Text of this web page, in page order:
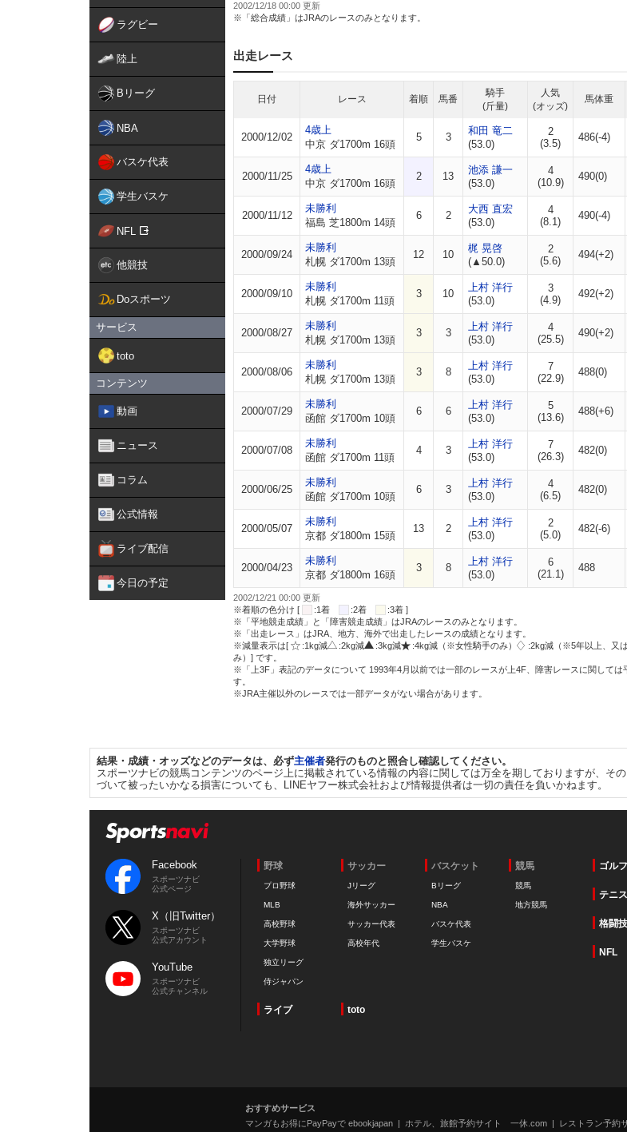
ラグビー
陸上
Bリーグ
NBA
バスケ代表
学生バスケ
NFL
他競技
Doスポーツ
サービス
toto
コンテンツ
動画
ニュース
コラム
公式情報
ライブ配信
今日の予定
2002/12/18 00:00 更新
※「総合成績」はJRAのレースのみとなります。
出走レース
日付 レース 着順 馬番
騎手
(斤量)
人気
(オッズ)
馬体重
2000/12/02
4歳上
中京 ダ1700m 16頭
5 3
和田 竜二
(53.0)
2
(3.5)
486(-4)
2000/11/25
4歳上
中京 ダ1700m 16頭
2 13
池添 謙一
(53.0)
4
(10.9)
490(0)
2000/11/12
未勝利
福島 芝1800m 14頭
6 2
大西 直宏
(53.0)
4
(8.1)
490(-4)
2000/09/24
未勝利
札幌 ダ1700m 13頭
12 10
梶 晃啓
(▲50.0)
2
(5.6)
494(+2)
2000/09/10
未勝利
札幌 ダ1700m 11頭
3 10
上村 洋行
(53.0)
3
(4.9)
492(+2)
2000/08/27
未勝利
札幌 ダ1700m 13頭
3 3
上村 洋行
(53.0)
4
(25.5)
490(+2)
2000/08/06
未勝利
札幌 ダ1700m 13頭
3 8
上村 洋行
(53.0)
7
(22.9)
488(0)
2000/07/29
未勝利
函館 ダ1700m 10頭
6 6
上村 洋行
(53.0)
5
(13.6)
488(+6)
2000/07/08
未勝利
函館 ダ1700m 11頭
4 3
上村 洋行
(53.0)
7
(26.3)
482(0)
2000/06/25
未勝利
函館 ダ1700m 10頭
6 3
上村 洋行
(53.0)
4
(6.5)
482(0)
2000/05/07
未勝利
京都 ダ1800m 15頭
13 2
上村 洋行
(53.0)
2
(5.0)
482(-6)
2000/04/23
未勝利
京都 ダ1800m 16頭
3 8
上村 洋行
(53.0)
6
(21.1)
488
2002/12/21 00:00 更新
※着順の色分け [
:1着 :2着
:3着 ]
※「平地競走成績」と「障害競走成績」はJRAのレースのみとなります。
※「出走レース」はJRA、地方、海外で出走したレースの成績となります。
※減量表示は[
:1kg減 :2kg減 :3kg減 :4kg減（※女性騎手のみ）
:2kg減（※5年以上、又
み）] です。
※「上3F」表記のデータについて 1993年4月以前では一部のレースが上4F、障害レースに関しては
す。
※JRA主催以外のレースでは一部データがない場合があります。
結果・成績・オッズなどのデータは、必ず主催者発行のものと照合し確認してください。
スポーツナビの競馬コンテンツのページ上に掲載されている情報の内容に関しては万全を期しておりますが、そ
づいて被ったいかなる損害についても、LINEヤフー株式会社および情報提供者は一切の責任を負いかねます。
Facebook
スポーツナビ
公式ページ
X（旧Twitter）
スポーツナビ
公式アカウント
YouTube
スポーツナビ
公式チャンネル
野球
プロ野球
MLB
高校野球
大学野球
独立リーグ
侍ジャパン
サッカー
Jリーグ
海外サッカー
サッカー代表
高校年代
バスケット
Bリーグ
NBA
バスケ代表
学生バスケ
競馬
競馬
地方競馬
ゴルフ
テニス
格闘技
NFL
ライブ toto
おすすめサービス
マンガもお得にPayPayで ebookjapan
ホテル、旅館予約サイト 一休.com レストラン予